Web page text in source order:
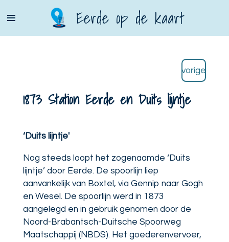
direct
naar
Eerde op de kaart
vorige
1873 Station Eerde en Duits lijntje
‘Duits lijntje'
Nog steeds loopt het zogenaamde ‘Duits
lijntje’ door Eerde. De spoorlijn liep
aanvankelijk van Boxtel, via Gennip naar Gogh
en Wesel. De spoorlijn werd in 1873
aangelegd en in gebruik genomen door de
Noord-Brabantsch-Duitsche Spoorweg
Maatschappij (NBDS). Het goederenvervoer,